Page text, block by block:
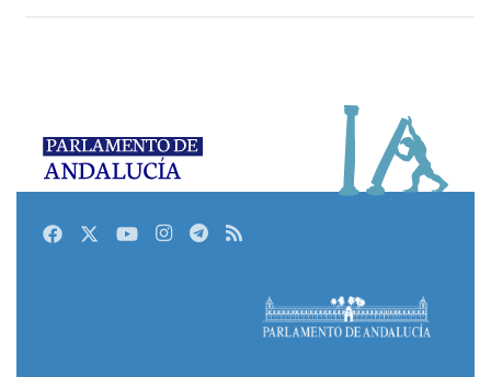
FacebookTwitterYoutubeInstagram
Telegram
RSS